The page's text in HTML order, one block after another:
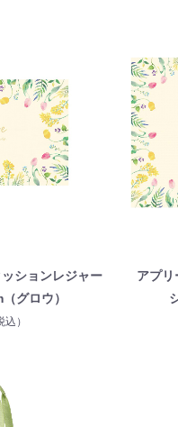
ションレジャー
グロウ）
込）
アプ